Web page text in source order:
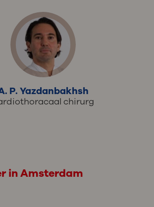
P. Yazdanbakhsh
chirurg
in Amsterdam